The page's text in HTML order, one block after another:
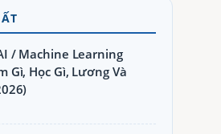
/ Machine Learning
Gì, Học Gì, Lương Và